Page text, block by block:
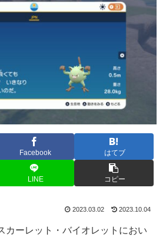
Facebook はてブ
LINE コピー
2023.03.02 2023.10.04
カーレット・バイオレットにおい